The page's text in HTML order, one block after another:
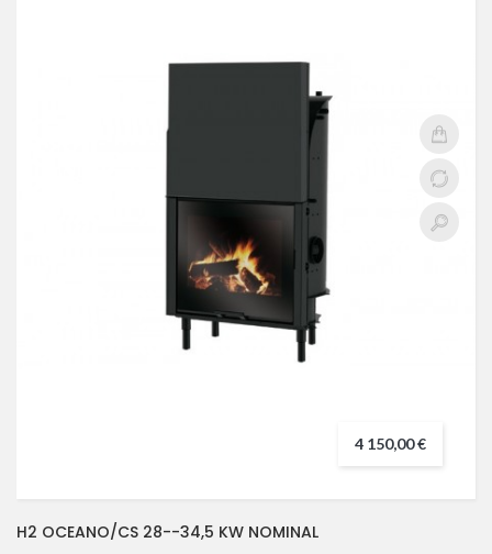
4 150,00 €
H2 OCEANO/CS 28--34,5 KW NOMINAL